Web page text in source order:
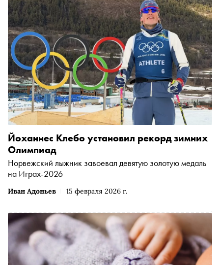
Иван Адоньев 15 февраля 2026 г.
Йоханнес Клебо установил рекорд зимних
Олимпиад
Норвежский лыжник завоевал девятую золотую медаль
на Играх-2026